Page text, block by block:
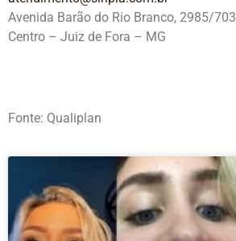
Avenida Barão do Rio Branco, 2985/703
Centro – Juiz de Fora – MG
Fonte: Qualiplan